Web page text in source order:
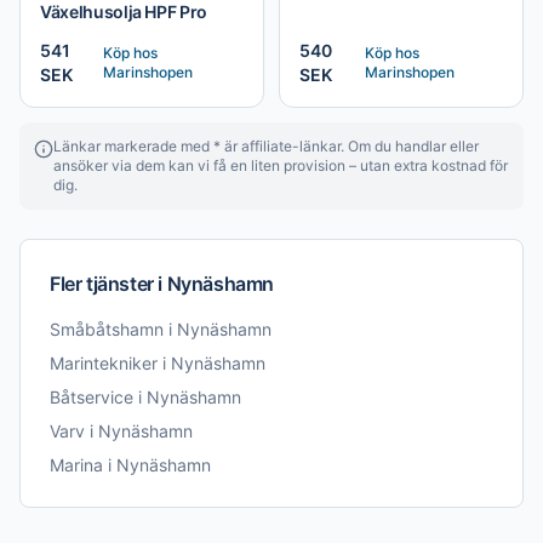
Växelhusolja HPF Pro
541
SEK
Köp hos
Marinshopen
540
SEK
Köp hos
Marinshopen
Länkar markerade med * är affiliate-länkar. Om du handlar eller
ansöker via dem kan vi få en liten provision – utan extra kostnad för
dig.
Fler tjänster i Nynäshamn
Småbåtshamn i Nynäshamn
Marintekniker i Nynäshamn
Båtservice i Nynäshamn
Varv i Nynäshamn
Marina i Nynäshamn